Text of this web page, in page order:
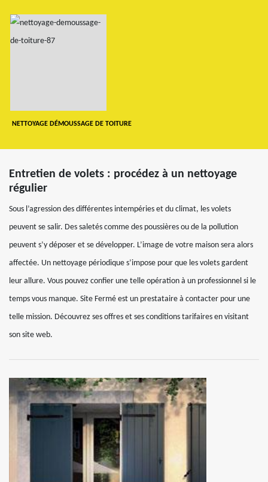
NETTOYAGE DÉMOUSSAGE DE TOITURE
Entretien de volets : procédez à un nettoyage
régulier
Sous l’agression des différentes intempéries et du climat, les volets
peuvent se salir. Des saletés comme des poussières ou de la pollution
peuvent s’y déposer et se développer. L’image de votre maison sera alors
affectée. Un nettoyage périodique s’impose pour que les volets gardent
leur allure. Vous pouvez confier une telle opération à un professionnel si le
temps vous manque. Site Fermé est un prestataire à contacter pour une
telle mission. Découvrez ses offres et ses conditions tarifaires en visitant
son site web.